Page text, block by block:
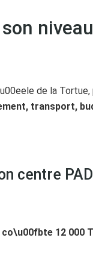
de la
transport,
centre
co\u00fbte 12 000